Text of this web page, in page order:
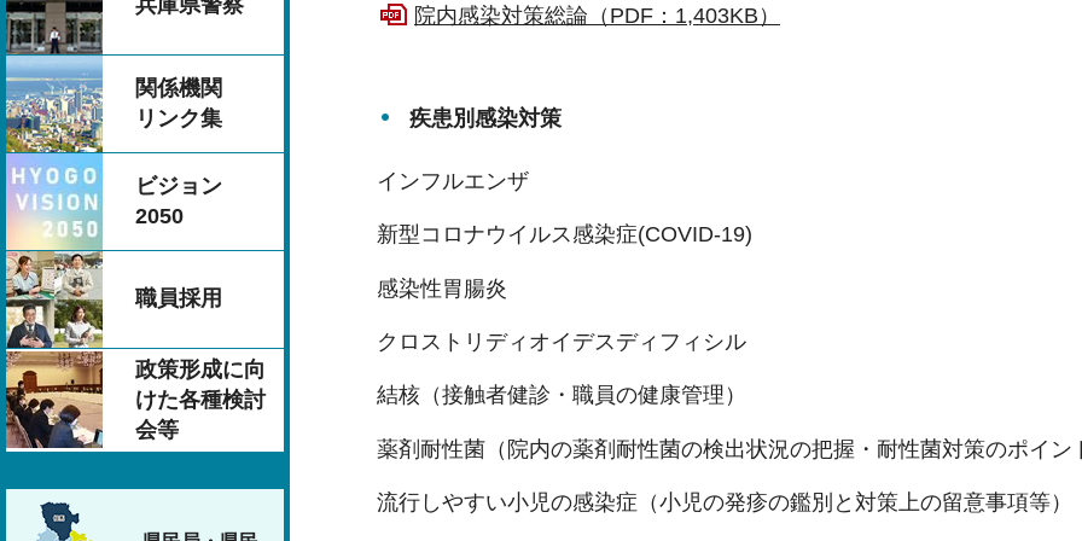
兵庫県警察
関係機関
リンク集
ビジョン
2050
職員採用
政策形成に向
けた各種検討
会等
院内感染対策総論（PDF：1,403KB）
疾患別感染対策
インフルエンザ
新型コロナウイルス感染症(COVID-19)
感染性胃腸炎
クロストリディオイデスディフィシル
結核（接触者健診・職員の健康管理）
薬剤耐性菌（院内の薬剤耐性菌の検出状況の把握・耐性菌対策のポイン
流行しやすい小児の感染症（小児の発疹の鑑別と対策上の留意事項等）